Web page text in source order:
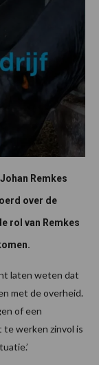
Remkes
over de
rol van Remkes
laten weten dat
met de overheid.
of een
werken zinvol is